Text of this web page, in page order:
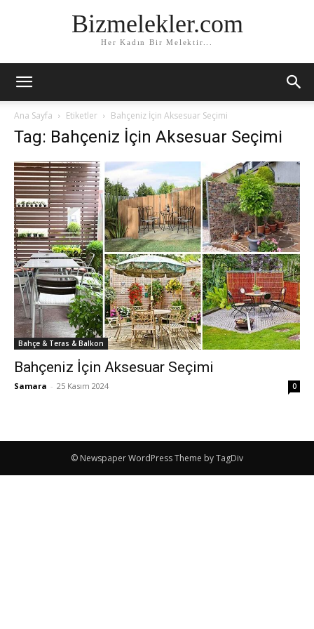
Bizmelekler.com
Her Kadın Bir Melektir...
Ana Sayfa Etiketler Bahçeniz İçin Aksesuar Seçimi
Tag: Bahçeniz İçin Aksesuar Seçimi
Bahçe & Teras & Balkon
Bahçeniz İçin Aksesuar Seçimi
Samara - 25 Kasım 2024 0
© Newspaper WordPress Theme by TagDiv